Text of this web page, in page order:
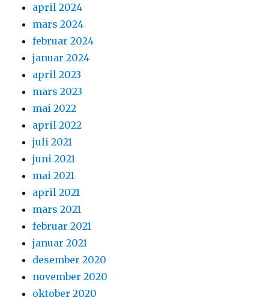
april 2024
mars 2024
februar 2024
januar 2024
april 2023
mars 2023
mai 2022
april 2022
juli 2021
juni 2021
mai 2021
april 2021
mars 2021
februar 2021
januar 2021
desember 2020
november 2020
oktober 2020